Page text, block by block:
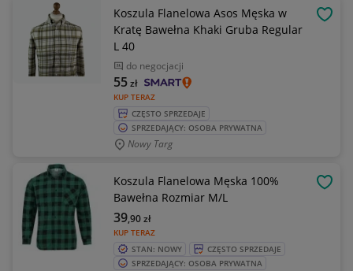
Koszula Flanelowa Asos Męska w
Kratę Bawełna Khaki Gruba Regular
L 40
do negocjacji
KUP TERAZ
55zł
CZĘSTO SPRZEDAJE
SPRZEDAJĄCY: OSOBA PRYWATNA
Nowy Targ
Koszula Flanelowa Męska 100%
Bawełna Rozmiar M/L
KUP TERAZ
39,90zł
STAN: NOWY
CZĘSTO SPRZEDAJE
SPRZEDAJĄCY: OSOBA PRYWATNA